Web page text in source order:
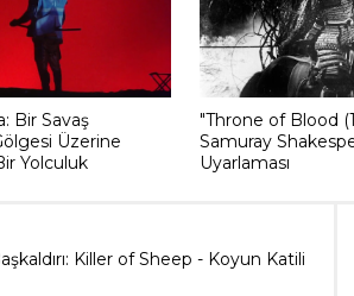
Bir Savaş
Üzerine
Yolculuk
"Throne of Blood
Samuray
Uyarlaması
Killer of Sheep - Koyun Katili